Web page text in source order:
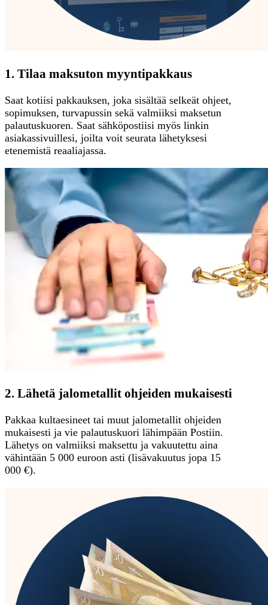
1. Tilaa maksuton myyntipakkaus
Saat kotiisi pakkauksen, joka sisältää selkeät ohjeet,
sopimuksen, turvapussin sekä valmiiksi maksetun
palautuskuoren. Saat sähköpostiisi myös linkin
asiakassivuillesi, joilta voit seurata lähetyksesi
etenemistä reaaliajassa.
2. Lähetä jalometallit ohjeiden mukaisesti
Pakkaa kultaesineet tai muut jalometallit ohjeiden
mukaisesti ja vie palautuskuori lähimpään Postiin.
Lähetys on valmiiksi maksettu ja vakuutettu aina
vähintään 5 000 euroon asti (lisävakuutus jopa 15
000 €).